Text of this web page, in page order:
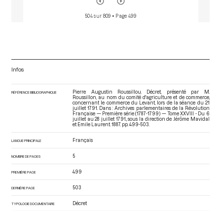
504 sur 809 • Page 499
Infos
RÉFÉRENCE BIBLIOGRAPHIQUE
Pierre Augustin Roussillou. Décret, présenté par M.
Roussillon, au nom du comité d'agriculture et de commerce,
concernant le commerce du Levant, lors de la séance du 21
juillet 1791. Dans : Archives parlementaires de la Révolution
Française — Première série (1787-1799) — Tome XXVIII - Du 6
juillet au 28 juillet 1791. , sous la direction de Jérôme Mavidal
et Emile Laurent. 1887. pp. 499-503.
LANGUE PRINCIPALE Français
NOMBRE DE PAGES 5
PREMIÈRE PAGE 499
DERNIÈRE PAGE 503
TYPOLOGIE DOCUMENTAIRE Décret